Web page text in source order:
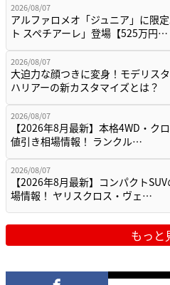
2026/08/07
アルファロメオ「ジュニア」に限
ト スペチアーレ」登場【525万円…
2026/08/07
大迫力な顔つきに変身！モデリス
ハリアーの新カスタマイズとは？
2026/08/07
【2026年8月最新】本格4WD・ク
値引き相場情報！ ランクル…
2026/08/07
【2026年8月最新】コンパクト
場情報！ ヤリスクロス・ヴェ…
もっと